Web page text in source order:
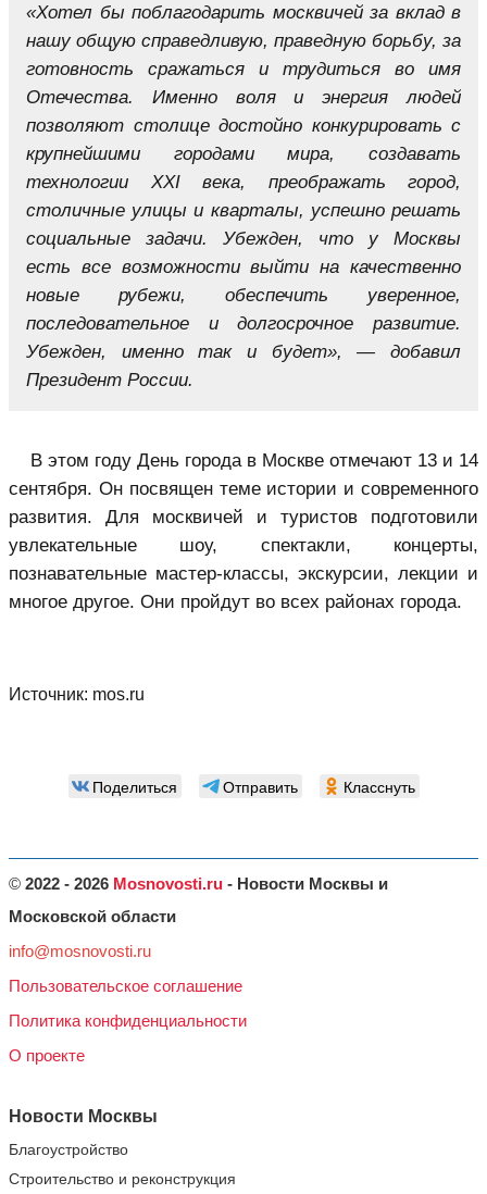
«Хотел бы поблагодарить москвичей за вклад в
нашу общую справедливую, праведную борьбу, за
готовность сражаться и трудиться во имя
Отечества. Именно воля и энергия людей
позволяют столице достойно конкурировать с
крупнейшими городами мира, создавать
технологии XXI века, преображать город,
столичные улицы и кварталы, успешно решать
социальные задачи. Убежден, что у Москвы
есть все возможности выйти на качественно
новые рубежи, обеспечить уверенное,
последовательное и долгосрочное развитие.
Убежден, именно так и будет», — добавил
Президент России.
В этом году День города в Москве отмечают 13 и 14
сентября. Он посвящен теме истории и современного
развития. Для москвичей и туристов подготовили
увлекательные шоу, спектакли, концерты,
познавательные мастер-классы, экскурсии, лекции и
многое другое. Они пройдут во всех районах города.
Источник: mos.ru
Поделиться Отправить Класснуть
© 2022 - 2026 Mosnovosti.ru - Новости Москвы и
Московской области
info@mosnovosti.ru
Пользовательское соглашение
Политика конфиденциальности
О проекте
Новости Москвы
Благоустройство
Строительство и реконструкция